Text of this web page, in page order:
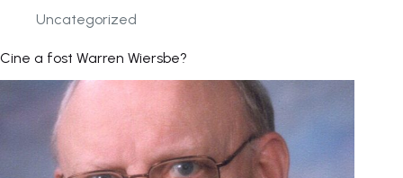
Uncategorized
Cine a fost Warren Wiersbe?